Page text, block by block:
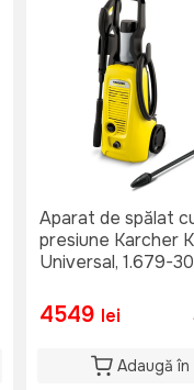
Aparat de spălat
presiune Karcher
Universal, 1.679-
4549 lei
Adaugă